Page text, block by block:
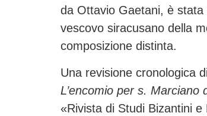
da Ottavio Gaetani, è stata
vescovo siracusano della
composizione distinta.
Una revisione cronologica
L’encomio per s. Marciano
«Rivista di Studi Bizantini e